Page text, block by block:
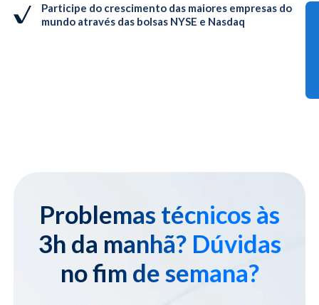
Participe do crescimento das maiores empresas do
mundo através das bolsas NYSE e Nasdaq
Problemas técnicos às
3h da manhã? Dúvidas
no fim de semana?